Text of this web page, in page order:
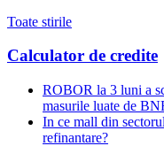
Toate stirile
Calculator de credite
ROBOR la 3 luni a
masurile luate de
In ce mall din
refinantare?